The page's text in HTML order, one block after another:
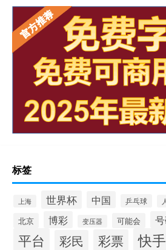
标签
上海 世界杯 中国 乒乓球
北京 博彩 变压器 可能会
平台 彩民 彩票 快手